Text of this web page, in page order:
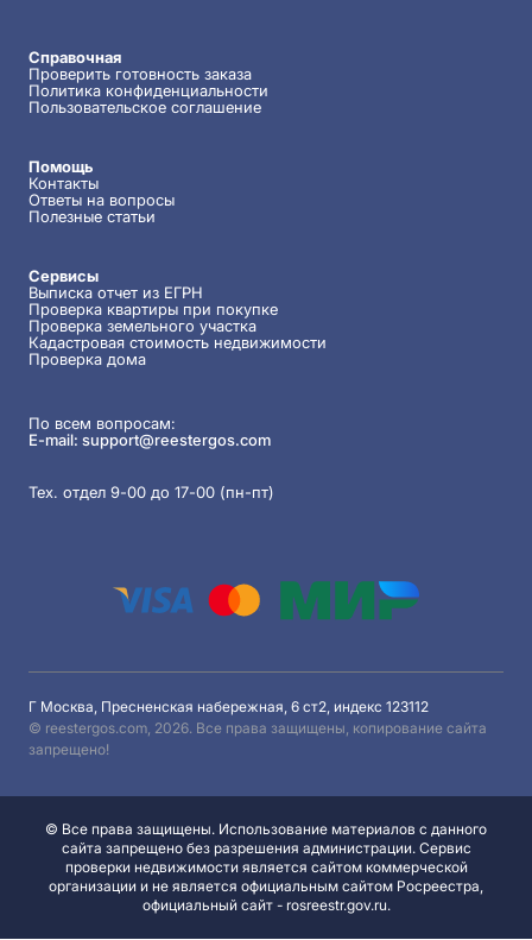
Г Москва, Пресненская набережная, 6 ст2, индекс 123112
© reestergos.com, 2026. Все права защищены, копирование сайта
запрещено!
Справочная
Проверить готовность заказа
Политика конфиденциальности
Пользовательское соглашение
Помощь
Контакты
Ответы на вопросы
Полезные статьи
Сервисы
Выписка отчет из ЕГРН
Проверка квартиры при покупке
Проверка земельного участка
Кадастровая стоимость недвижимости
Проверка дома
По всем вопросам:
E-mail: support@reestergos.com
Тех. отдел 9-00 до 17-00 (пн-пт)
© Все права защищены. Использование материалов с данного
сайта запрещено без разрешения администрации. Сервис
проверки недвижимости является сайтом коммерческой
организации и не является официальным сайтом Росреестра,
официальный сайт - rosreestr.gov.ru.